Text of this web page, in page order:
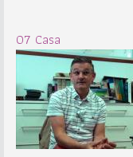
07 Casa